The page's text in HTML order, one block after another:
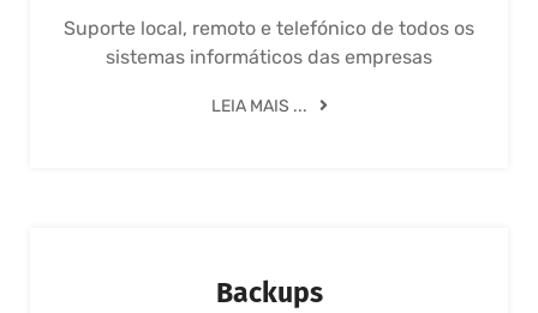
Suporte local, remoto e telefónico de todos os
sistemas informáticos das empresas
LEIA MAIS ...
Backups